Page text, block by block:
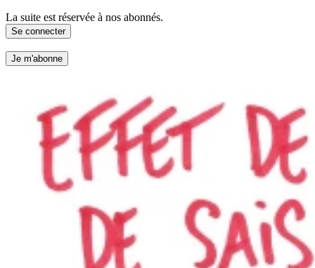
La suite est réservée à nos abonnés.
Se connecter
Je m'abonne